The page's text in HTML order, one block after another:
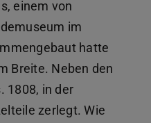
einem von
im
hatte
Breite. Neben den
1808, in der
zerlegt. Wie